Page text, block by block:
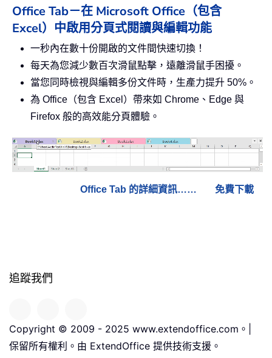
Office Tab－在 Microsoft Office（包含
Excel）中啟用分頁式閱讀與編輯功能
一秒內在數十份開啟的文件間快速切換！
每天為您減少數百次滑鼠點擊，遠離滑鼠手困擾。
當您同時檢視與編輯多份文件時，生產力提升 50%。
為 Office（包含 Excel）帶來如 Chrome、Edge 與
Firefox 般的高效能分頁體驗。
Office Tab 的詳細資訊…… 免費下載
追蹤我們
Copyright © 2009 - 2025 www.extendoffice.com。|
保留所有權利。由 ExtendOffice 提供技術支援。